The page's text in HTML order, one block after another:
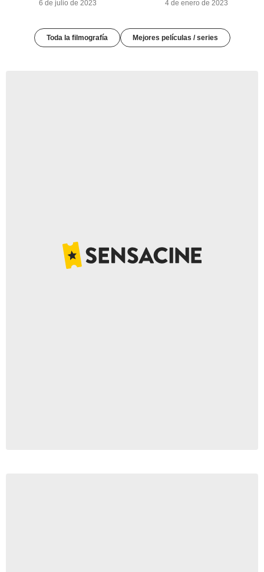
6 de julio de 2023 4 de enero de 2023
Toda la filmografía Mejores películas / series